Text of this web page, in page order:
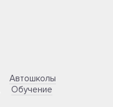
Автошколы
Обучение